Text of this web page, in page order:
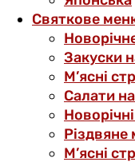
Святкове
Закуски
М’ясні
Салати
М’ясні